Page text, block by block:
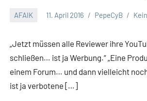
AFAIK 11. April 2016 PepeCyB
„Jetzt müssen alle Reviewer ihre
schließen… ist ja Werbung.“ „Eine
einem Forum… und dann vielleicht
ist ja verbotene […]